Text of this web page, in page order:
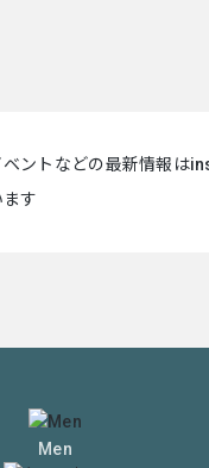
ベントなどの最新情報は
す
Men